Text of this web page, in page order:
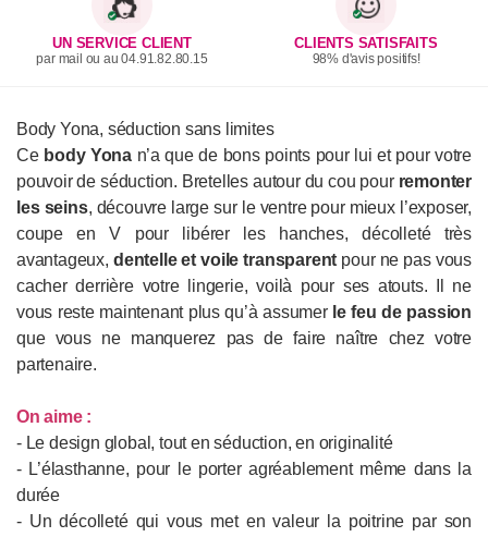
UN SERVICE CLIENT
par mail ou au 04.91.82.80.15
CLIENTS SATISFAITS
98% d'avis positifs!
Body Yona, séduction sans limites
Ce body Yona n’a que de bons points pour lui et pour votre
pouvoir de séduction. Bretelles autour du cou pour remonter
les seins, découvre large sur le ventre pour mieux l’exposer,
coupe en V pour libérer les hanches, décolleté très
avantageux, dentelle et voile transparent pour ne pas vous
cacher derrière votre lingerie, voilà pour ses atouts. Il ne
vous reste maintenant plus qu’à assumerle feu de passion
que vous ne manquerez pas de faire naître chez votre
partenaire.
On aime :
- Le design global, tout en séduction, en originalité
- L’élasthanne, pour le porter agréablement même dans la
durée
- Un décolleté qui vous met en valeur la poitrine par son